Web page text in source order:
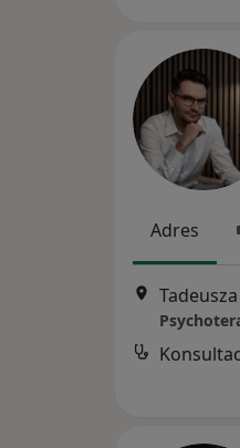
Adres